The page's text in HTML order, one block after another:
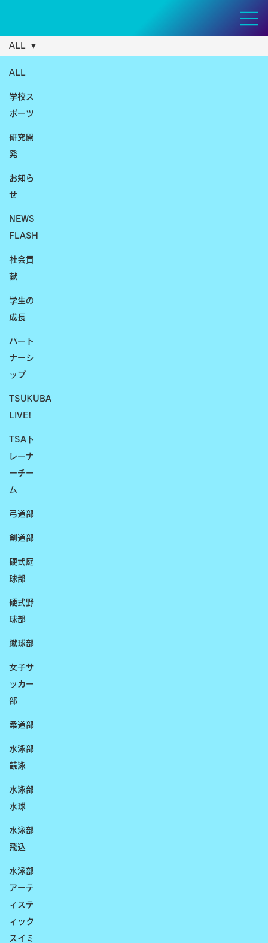
ALL
学校ス
ポーツ
研究開
発
お知ら
せ
NEWS
FLASH
社会貢
献
学生の
成長
パート
ナーシ
ップ
TSUKUBA
LIVE!
TSAト
レーナ
ーチー
ム
弓道部
剣道部
硬式庭
球部
硬式野
球部
蹴球部
女子サ
ッカー
部
柔道部
水泳部
競泳
水泳部
水球
水泳部
飛込
水泳部
アーテ
ィステ
ィック
スイミ
ALL